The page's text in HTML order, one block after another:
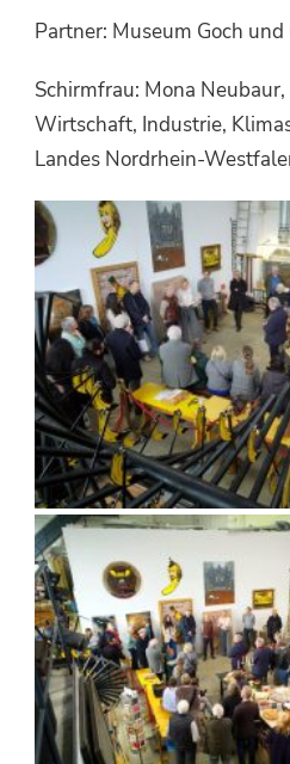
Partner: Museum Goch
Schirmfrau: Mona
Wirtschaft, Industrie,
Landes Nordrhein-